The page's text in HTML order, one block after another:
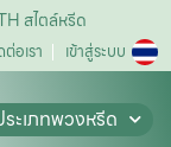
สไตล์หรีด
อเรา เข้าสู่ระบบ
ระเภทพวงหรีด